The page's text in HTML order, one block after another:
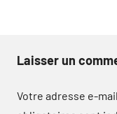
Laisser un
Votre adresse e-